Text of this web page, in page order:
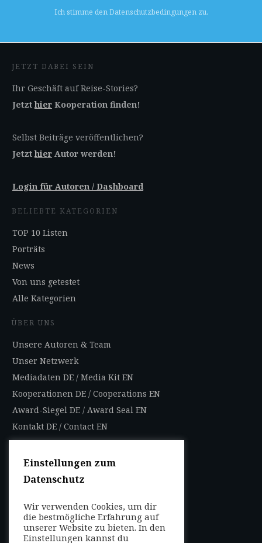
Ich stimme den Datenschutzbedingungen zu.
JETZT DABEI SEIN
Ihr Geschäft auf Reise-Stories?
Jetzthier Kooperation finden!
Selbst Beiträge veröffentlichen?
Jetzthier Autor werden!
Login für Autoren / Dashboard
BELIEBTE KATEGORIEN
TOP 10 Listen
Porträts
News
Von uns getestet
Alle Kategorien
ÜBER UNS
Unsere Autoren & Team
Unser Netzwerk
Mediadaten DE / Media Kit EN
Kooperationen DE / Cooperations EN
Award-Siegel DE / Award Seal EN
Kontakt DE / Contact EN
Impressum
Datenschutzbestimmungen
Nutzungsbedingungen
FOLGEN SIE UNS
Entdecken Sie weltweit
Einstellungen zum
Datenschutz
Wir verwenden Cookies, um dir
die bestmögliche Erfahrung auf
unserer Website zu bieten. In den
Einstellungen kannst du